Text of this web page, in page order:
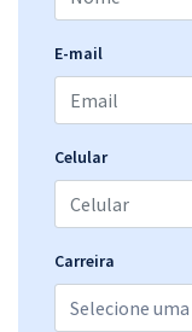
E-mail
Celular
Carreira